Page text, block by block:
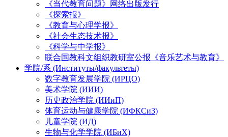
《当代教育问题》网络出版发行
《探索报》
《教育与心理学报》
《社会生态技术报》
《科学与中学报》
联合国教科文组织教研室公报《音乐艺术与教育》
学院/系 (Институты/факультеты)
数字教育发展学院 (ИРЦО)
美术学院 (ИИИ)
历史政治学院 (ИИиП)
体育运动与健康学院 (ИФКСиЗ)
儿童学院 (ИД)
生物与化学学院 (ИБиХ)